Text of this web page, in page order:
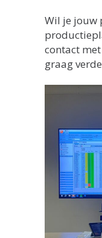
Wil je jouw
contact
graag